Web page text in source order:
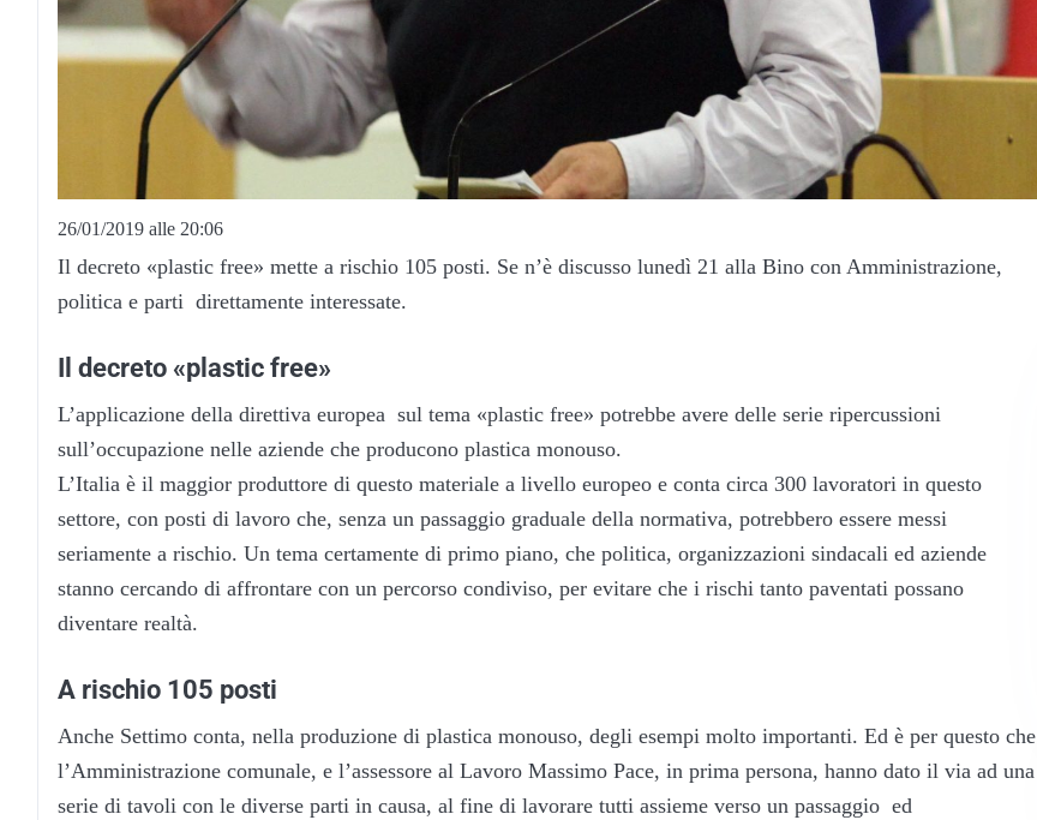
26/01/2019 alle 20:06
Il decreto «plastic free» mette a rischio 105 posti. Se n’è discusso lunedì 21 alla Bino con Amministrazione,
politica e parti direttamente interessate.
Il decreto «plastic free»
L’applicazione della direttiva europea sul tema «plastic free» potrebbe avere delle serie ripercussioni
sull’occupazione nelle aziende che producono plastica monouso.
L’Italia è il maggior produttore di questo materiale a livello europeo e conta circa 300 lavoratori in questo
settore, con posti di lavoro che, senza un passaggio graduale della normativa, potrebbero essere messi
seriamente a rischio. Un tema certamente di primo piano, che politica, organizzazioni sindacali ed aziende
stanno cercando di affrontare con un percorso condiviso, per evitare che i rischi tanto paventati possano
diventare realtà.
A rischio 105 posti
Anche Settimo conta, nella produzione di plastica monouso, degli esempi molto importanti. Ed è per questo che
l’Amministrazione comunale, e l’assessore al Lavoro Massimo Pace, in prima persona, hanno dato il via ad una
serie di tavoli con le diverse parti in causa, al fine di lavorare tutti assieme verso un passaggio ed